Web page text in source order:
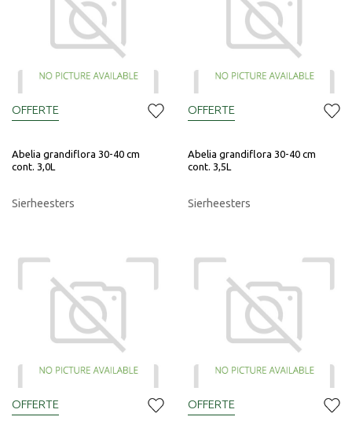
Abelia grandiflora 30-40 cm
cont. 3,0L
Sierheesters
OFFERTE
Abelia grandiflora 30-40 cm
cont. 3,5L
Sierheesters
OFFERTE
OFFERTE OFFERTE